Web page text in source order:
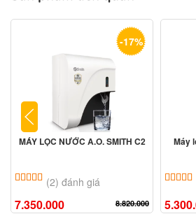
-17%
MÁY LỌC NƯỚC A.O. SMITH C2
5.00 trên 5 dựa trên
(2) đánh giá
7.350.000 8.820.000
Máy